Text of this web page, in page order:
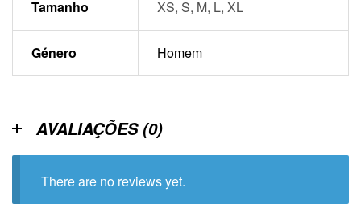
Tamanho XS, S, M, L, XL
Género Homem
AVALIAÇÕES (0)
There are no reviews yet.